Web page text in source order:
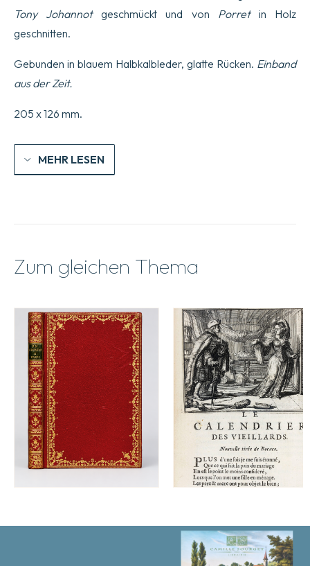
Tony Johannotgeschmückt und von Porretin Holz
geschnitten.
Gebunden in blauem Halbkalbleder, glatte Rücken. Einband
aus der Zeit.
205 x 126 mm.
MEHR LESEN
Zum gleichen Thema